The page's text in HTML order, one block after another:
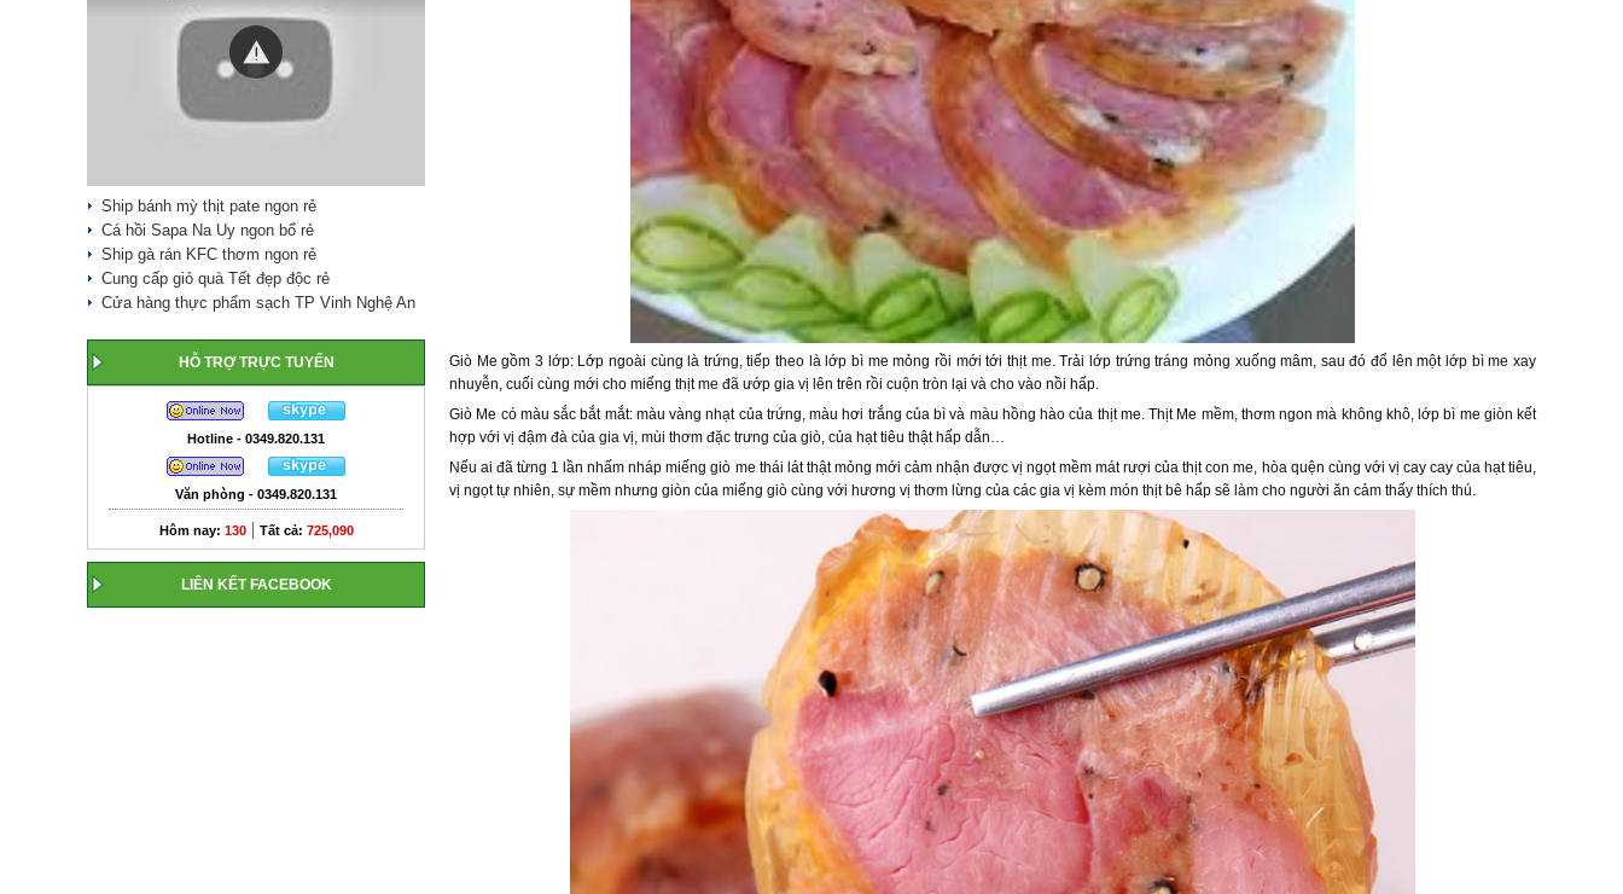
Ship bánh mỳ thịt pate ngon rẻ
Cá hồi Sapa Na Uy ngon bổ rẻ
Ship gà rán KFC thơm ngon rẻ
Cung cấp giỏ quà Tết đẹp độc rẻ
Cửa hàng thực phẩm sạch TP Vinh Nghệ An
HỖ TRỢ TRỰC TUYẾN
Hotline - 0349.820.131
Văn phòng - 0349.820.131
Hôm nay: 130| Tất cả: 725,090
LIÊN KẾT FACEBOOK
Giò Me gồm 3 lớp: Lớp ngoài cùng là trứng, tiếp theo là lớp bì me mỏng rồi mới tới thịt me. Trải lớp trứng tráng mỏng xuống mâm, sau đó đổ lên một lớp bì me xay
nhuyễn, cuối cùng mới cho miếng thịt me đã ướp gia vị lên trên rồi cuộn tròn lại và cho vào nồi hấp.
Giò Me có màu sắc bắt mắt: màu vàng nhạt của trứng, màu hơi trắng của bì và màu hồng hào của thịt me. Thịt Me mềm, thơm ngon mà không khô, lớp bì me giòn kết
hợp với vị đậm đà của gia vị, mùi thơm đặc trưng của giò, của hạt tiêu thật hấp dẫn…
Nếu ai đã từng 1 lần nhấm nháp miếng giò me thái lát thật mỏng mới cảm nhận được vị ngọt mềm mát rượi của thịt con me, hòa quện cùng với vị cay cay của hạt tiêu,
vị ngọt tự nhiên, sự mềm nhưng giòn của miếng giò cùng với hương vị thơm lừng của các gia vị kèm món thịt bê hấp sẽ làm cho người ăn cảm thấy thích thú.